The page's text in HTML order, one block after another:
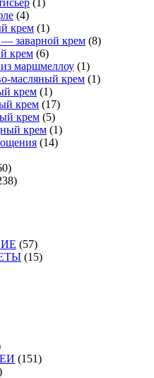
(4)
крем (1)
заварной крем (8)
крем (6)
маршмеллоу (1)
масляный крем (1)
крем (1)
крем (17)
крем (5)
крем (1)
(14)
(57)
(15)
(151)